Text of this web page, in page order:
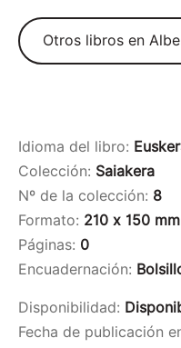
Otros libros en
Idioma del libro:
Colección: Saiakera
Nº de la colección: 8
Formato: 210 x 150 mm
Páginas: 0
Encuadernación:
Disponibilidad:
Fecha de publicación